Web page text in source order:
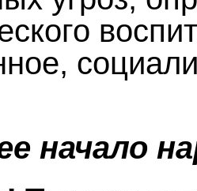
начало